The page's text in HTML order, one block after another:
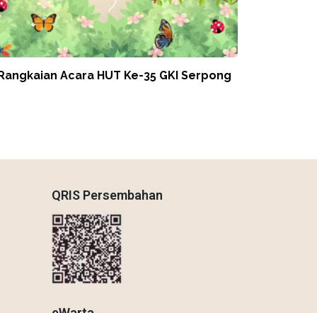
Acara HUT Ke-35 GKI Serpong
QRIS Persembahan